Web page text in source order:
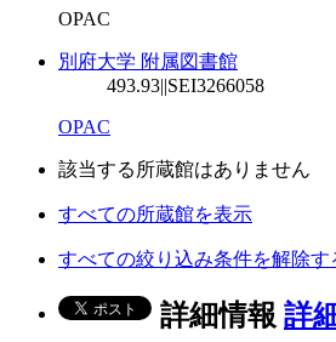
OPAC
別府大学 附属図書館
493.93||SEI3266058
OPAC
該当する所蔵館はありません
すべての所蔵館を表示
すべての絞り込み条件を解除す
詳細情報 詳